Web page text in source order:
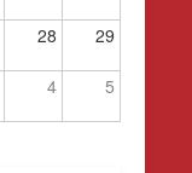
28 29
4 5